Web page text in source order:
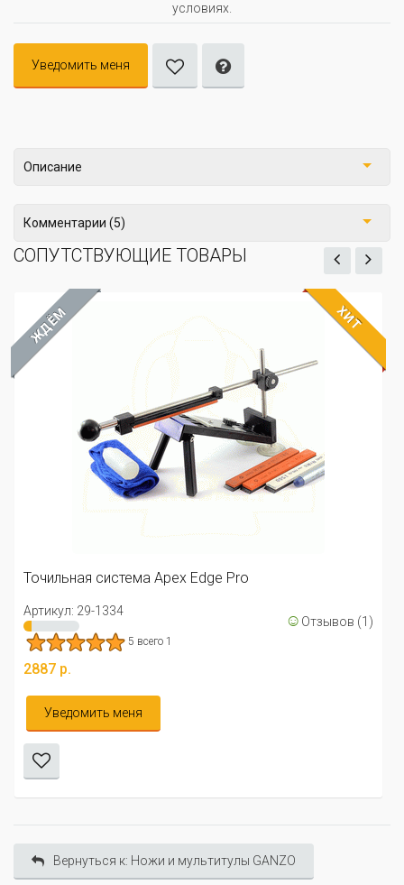
условиях.
Уведомить меня
Описание
Комментарии (5)
СОПУТСТВУЮЩИЕ ТОВАРЫ
ХИТ
Apex Edge Pro
1
Точильная
Уведомить меня
Вернуться к: Ножи и мультитулы GANZO